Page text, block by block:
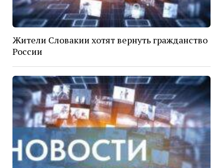
Жители Словакии хотят вернуть гражданство
России